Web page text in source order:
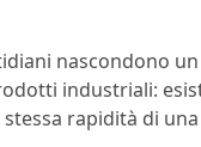
nascondono un
industriali:
rapidità di